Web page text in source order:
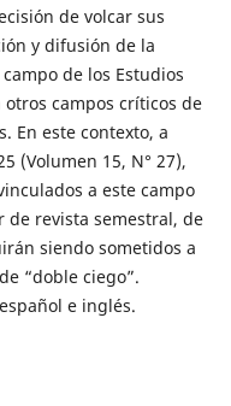
de volcar sus
y difusión de la
de los Estudios
campos críticos de
En este contexto, a
(Volumen 15, N° 27),
a este campo
de revista semestral, de
siendo sometidos a
“doble ciego”.
e inglés.